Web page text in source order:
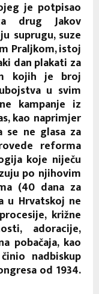
je potpisao
drug Jakov
suprugu, suze
Praljkom, istoj
dan plakati za
kojih je broj
u svim
kampanje iz
kao naprimjer
ne glasa za
reforma
koje niječu
po njihovim
(40 dana za
u Hrvatskoj ne
križne
adoracije,
pobačaja, kao
nadbiskup
od 1934.